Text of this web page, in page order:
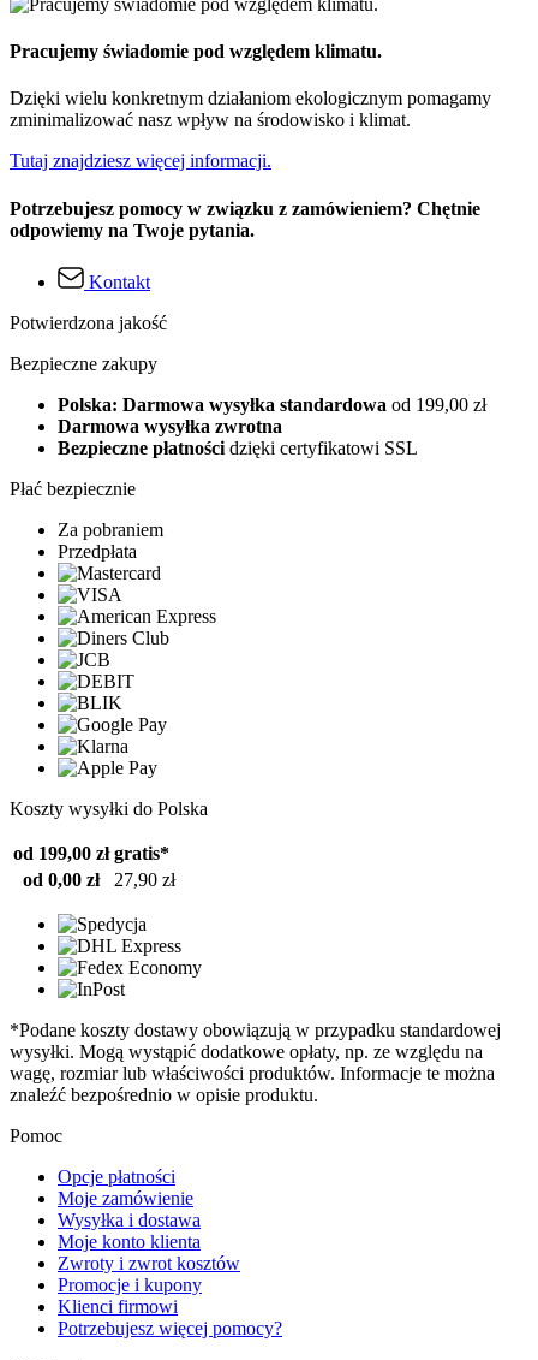
Pracujemy świadomie pod względem klimatu.
Dzięki wielu konkretnym działaniom ekologicznym pomagamy
zminimalizować nasz wpływ na środowisko i klimat.
Tutaj znajdziesz więcej informacji.
Potrzebujesz pomocy w związku z zamówieniem? Chętnie
odpowiemy na Twoje pytania.
Kontakt
Potwierdzona jakość
Bezpieczne zakupy
Polska: Darmowa wysyłka standardowa od 199,00 zł
Darmowa wysyłka zwrotna
Bezpieczne płatności dzięki certyfikatowi SSL
Płać bezpiecznie
Za pobraniem
Przedpłata
Koszty wysyłki do Polska
od 199,00 zł gratis*
od 0,00 zł
27,90 zł
*Podane koszty dostawy obowiązują w przypadku standardowej
wysyłki. Mogą wystąpić dodatkowe opłaty, np. ze względu na
wagę, rozmiar lub właściwości produktów. Informacje te można
znaleźć bezpośrednio w opisie produktu.
Pomoc
Opcje płatności
Moje zamówienie
Wysyłka i dostawa
Moje konto klienta
Zwroty i zwrot kosztów
Promocje i kupony
Klienci firmowi
Potrzebujesz więcej pomocy?